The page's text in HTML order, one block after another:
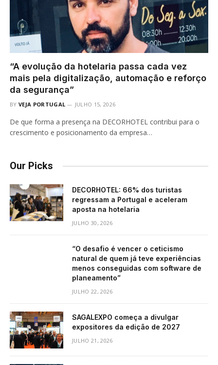
“A evolução da hotelaria passa cada vez
mais pela digitalização, automação e reforço
da segurança”
BY VEJA PORTUGAL JULHO 15, 2026
De que forma a presença na DECORHOTEL contribui para o
crescimento e posicionamento da empresa…
Our Picks
DECORHOTEL: 66% dos turistas
regressam a Portugal e aceleram
aposta na hotelaria
JULHO 30, 2026
“O desafio é vencer o ceticismo
natural de quem já teve experiências
menos conseguidas com software de
planeamento”
JULHO 22, 2026
SAGALEXPO começa a divulgar
expositores da edição de 2027
JULHO 21, 2026